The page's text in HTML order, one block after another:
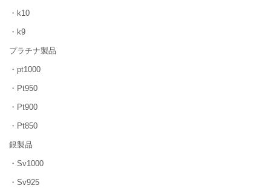
・k10
・k9
プラチナ製品
・pt1000
・Pt950
・Pt900
・Pt850
銀製品
・Sv1000
・Sv925